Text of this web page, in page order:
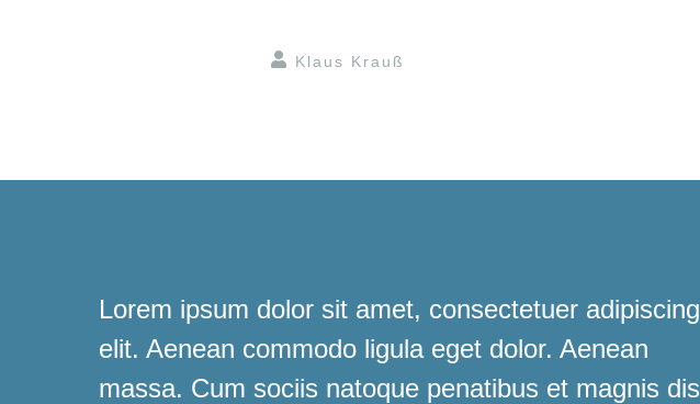
Klaus Krauß
Lorem ipsum dolor sit amet, consectetuer adipiscing
elit. Aenean commodo ligula eget dolor. Aenean
massa. Cum sociis natoque penatibus et magnis dis